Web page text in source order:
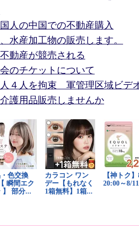
人の中国での不動産購入
水産加工物の販売します。
動産が競売される
のチケットについて
４人を拘束 軍管理区域ビデ
護用品販売しませんか